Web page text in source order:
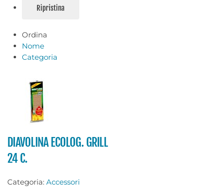
Ordina
Nome
Categoria
DIAVOLINA ECOLOG. GRILL
24 C.
Categoria: Accessori